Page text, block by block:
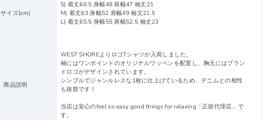
サイズ(cm)
S) 着丈60.5 身幅48 肩幅47 袖丈21
M) 着丈63 身幅52 肩幅49 袖丈21.5
L) 着丈65.5 身幅55 肩幅52.5 袖丈23
商品説明
WEST SHOREよりロゴTシャツが入荷しました。
袖にはワンポイントのオリジナルワッペンを配置し、胸元にはブラン
ドロゴがデザインされています。
シンプルでジャンルレスな1枚に仕上げているため、デニムとの相性
も抜群です！
当店は安心のfeel so easy good things for relaxing「正規代理店」で
す。